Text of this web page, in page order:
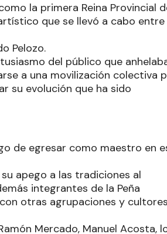
la primera Reina Provincial
que se llevó a cabo entre
Pelozo.
del público que
a una movilización colectiva
su evolución que ha sido
de egresar como maestro en
apego a las tradiciones al
integrantes de la Peña
otras agrupaciones y cultores
Mercado, Manuel Acosta,